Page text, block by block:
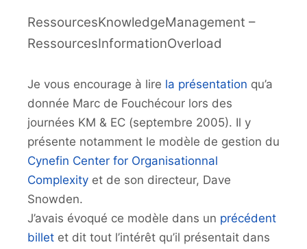
RessourcesKnowledgeManagement –
RessourcesInformationOverload
Je vous encourage à lire la présentation qu’a
donnée Marc de Fouchécour lors des
journées KM & EC (septembre 2005). Il y
présente notamment le modèle de gestion du
Cynefin Center for Organisationnal
Complexity et de son directeur, Dave
Snowden.
J’avais évoqué ce modèle dans un précédent
billet et dit tout l’intérêt qu’il présentait dans